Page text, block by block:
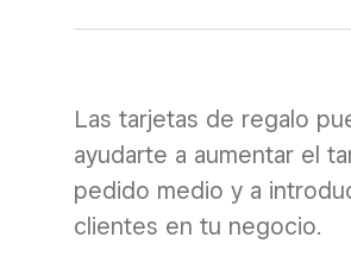
Las tarjetas de regalo
ayudarte a aumentar el
pedido medio y a
clientes en tu negocio.